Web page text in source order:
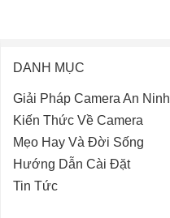
DANH MỤC
Giải Pháp Camera An Ninh
Kiến Thức Về Camera
Mẹo Hay Và Đời Sống
Hướng Dẫn Cài Đặt
Tin Tức